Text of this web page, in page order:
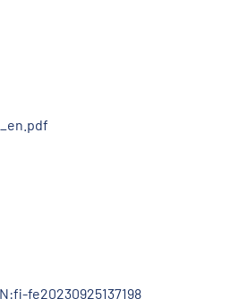
fe20230925137198